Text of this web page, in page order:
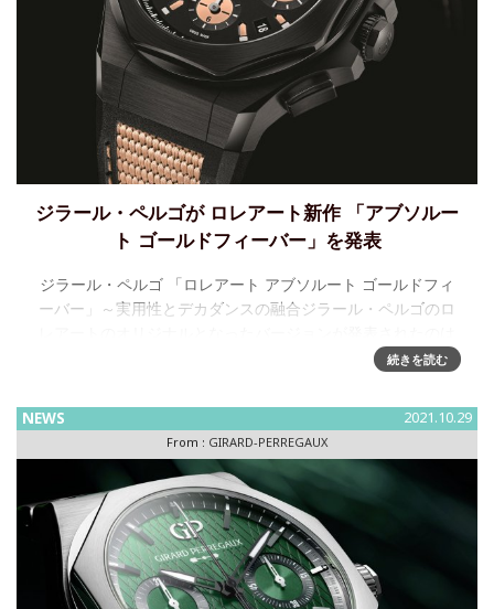
ジラール・ペルゴが ロレアート新作 「アブソルー
ト ゴールドフィーバー」を発表
ジラール・ペルゴ 「ロレアート アブソルート ゴールドフィ
ーバー」～実用性とデカダンスの融合ジラール・ペルゴのロ
1975年のことです。このモデルは当初から斬新で独創性の高
続きを読む
NEWS 2021.10.29
From : GIRARD-PERREGAUX